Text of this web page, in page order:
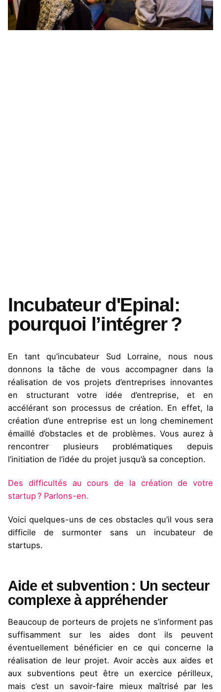
Incubateur d'Epinal:
pourquoi l’intégrer ?
En tant qu’incubateur Sud Lorraine, nous nous
donnons la tâche de vous accompagner dans la
réalisation de vos projets d’entreprises innovantes
en structurant votre idée d’entreprise, et en
accélérant son processus de création. En effet, la
création d’une entreprise est un long cheminement
émaillé d’obstacles et de problèmes. Vous aurez à
rencontrer plusieurs problématiques depuis
l’initiation de l’idée du projet jusqu’à sa conception.
Des difficultés au cours de la création de votre
startup ? Parlons-en.
Voici quelques-uns de ces obstacles qu’il vous sera
difficile de surmonter sans un incubateur de
startups.
Aide et subvention : Un secteur
complexe à appréhender
Beaucoup de porteurs de projets ne s’informent pas
suffisamment sur les aides dont ils peuvent
éventuellement bénéficier en ce qui concerne la
réalisation de leur projet. Avoir accès aux aides et
aux subventions peut être un exercice périlleux,
mais c’est un savoir-faire mieux maîtrisé par les